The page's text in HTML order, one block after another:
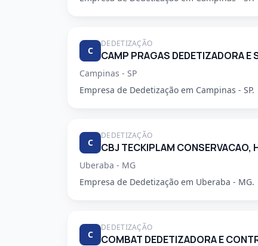
C
DEDETIZAÇÃO
Campinas - SP
Empresa de Dedetização em Campinas - SP.
C
DEDETIZAÇÃO
Uberaba - MG
Empresa de Dedetização em Uberaba - MG.
C
DEDETIZAÇÃO